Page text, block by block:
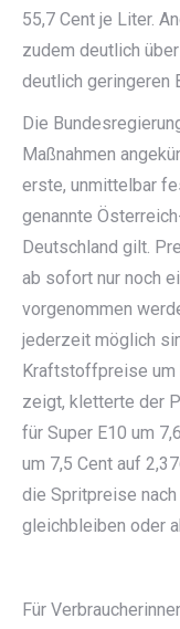
55,7 Cent je Liter.
zudem deutlich
deutlich geringeren
Die
Maßnahmen
erste, unmittelbar
genannte
Deutschland gilt.
ab sofort nur noch
vorgenommen
jederzeit möglich
Kraftstoffpreise um
zeigt, kletterte der
für Super E10 um
um 7,5 Cent auf
die Spritpreise nach
gleichbleiben oder
Für